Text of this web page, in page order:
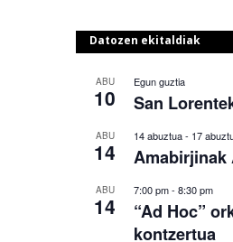
Datozen ekitaldiak
ABU
10
Egun guztia
San
ABU
14
14 abuztua- 17
Amabirjinak
ABU
14
7:00 pm- 8:30 pm
“Ad Hoc”
kontzertua